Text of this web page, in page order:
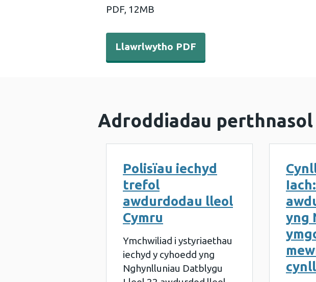
PDF, 12MB
Llawrlwytho PDF - Iechyd ym maes Cynllunio:
Llawrlwytho PDF
Adroddiadau perthnasol
Polisïau iechyd
trefol
awdurdodau lleol
Cymru
Ymchwiliad i ystyriaethau
iechyd y cyhoedd yng
Nghynlluniau Datblygu
yng